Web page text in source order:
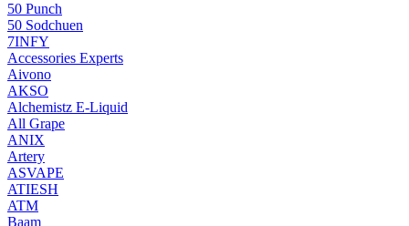
50 Punch
50 Sodchuen
7INFY
Accessories Experts
Aivono
AKSO
Alchemistz E-Liquid
All Grape
ANIX
Artery
ASVAPE
ATIESH
ATM
Baam